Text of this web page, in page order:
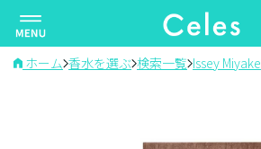
ナ
ビ
ゲ ホーム 香水を選ぶ 検索一覧 Issey Miyake